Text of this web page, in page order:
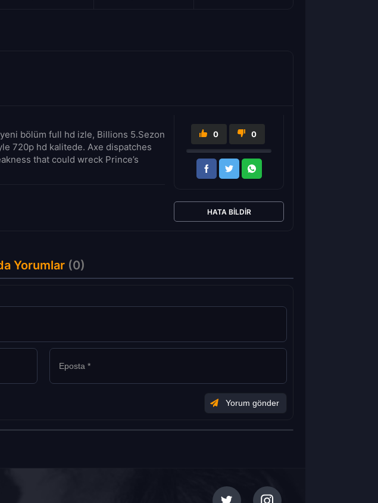
bölüm full hd izle, Billions 5.Sezon
720p hd kalitede. Axe dispatches
that could wreck Prince’s
0 0
HATA BILDIR
Yorumlar (0)